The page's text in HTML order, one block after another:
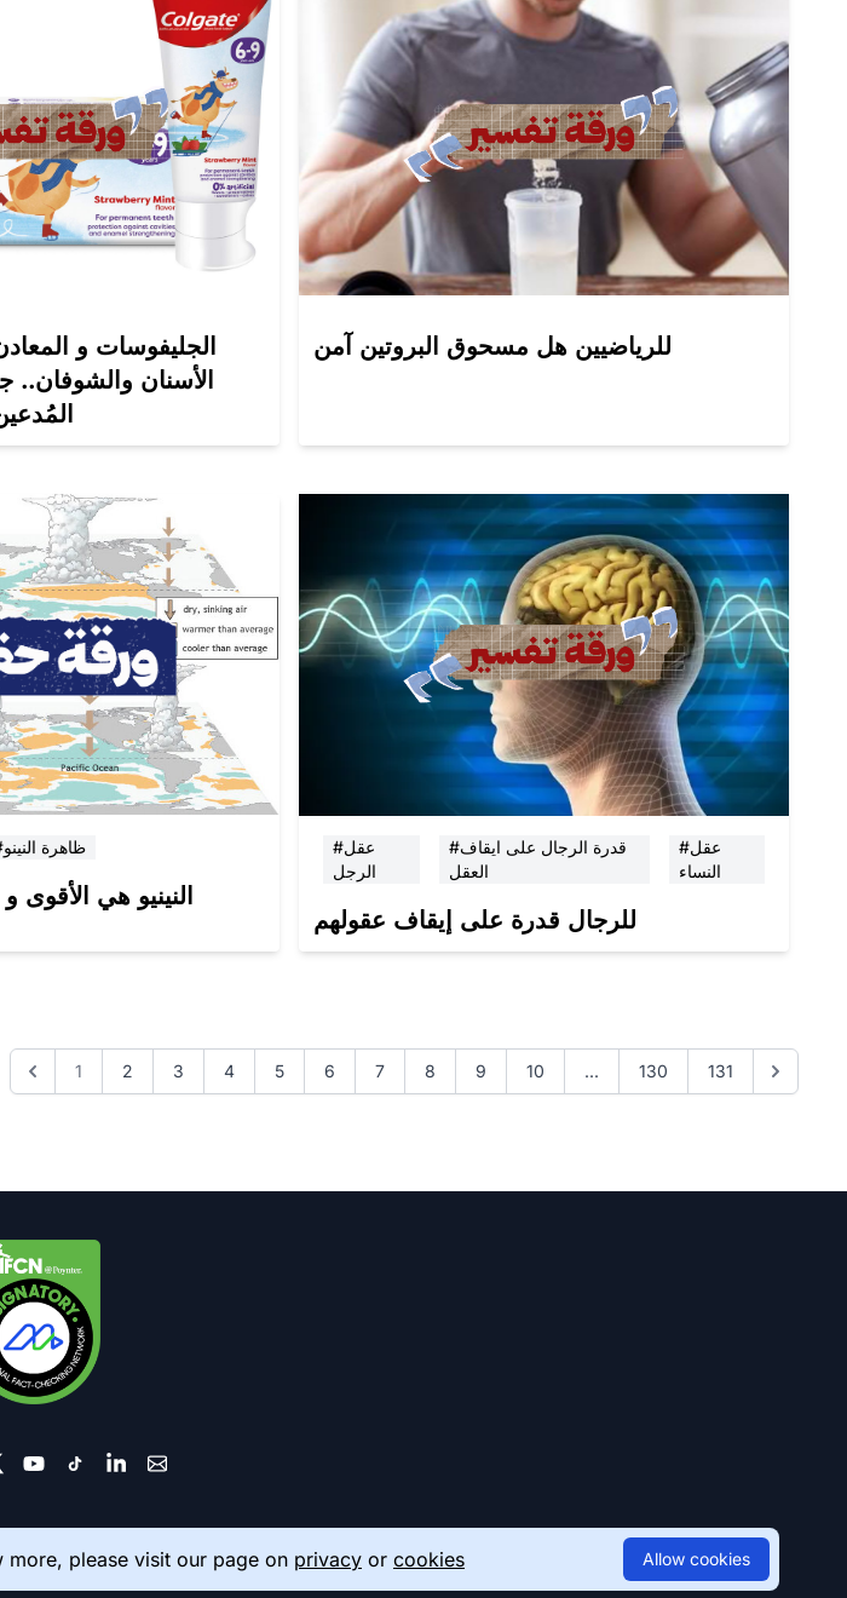
الجليفوسات و
الأسنان والشوفان..
للرياضيين هل مسحوق البروتين آمن
#ظاهرة النينو
النينيو هي الأقوى
#عقل
الرجل
#قدرة الرجال على ايقاف
العقل
#عقل
النساء
للرجال قدرة على إيقاف عقولهم
1 2 3 4 5 6 7 8 9 10 ... 130 131
please visit our page on privacy or cookies Allow cookies